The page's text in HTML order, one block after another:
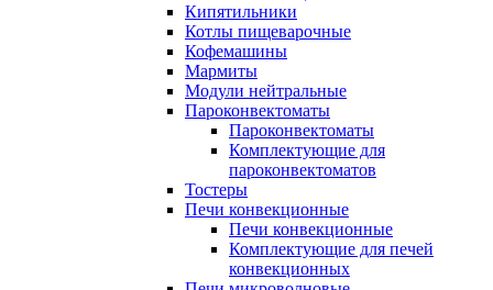
Кипятильники
Котлы пищеварочные
Кофемашины
Мармиты
Модули нейтральные
Пароконвектоматы
Пароконвектоматы
Комплектующие для
пароконвектоматов
Тостеры
Печи конвекционные
Печи конвекционные
Комплектующие для печей
конвекционных